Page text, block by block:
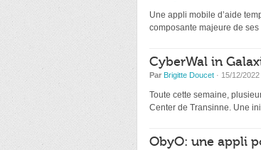
Une appli mobile d’aide
composante majeure de
CyberWal in
Par Brigitte Doucet · 15/12/2022
Toute cette semaine,
Center de Transinne. Une
ObyO: une appli